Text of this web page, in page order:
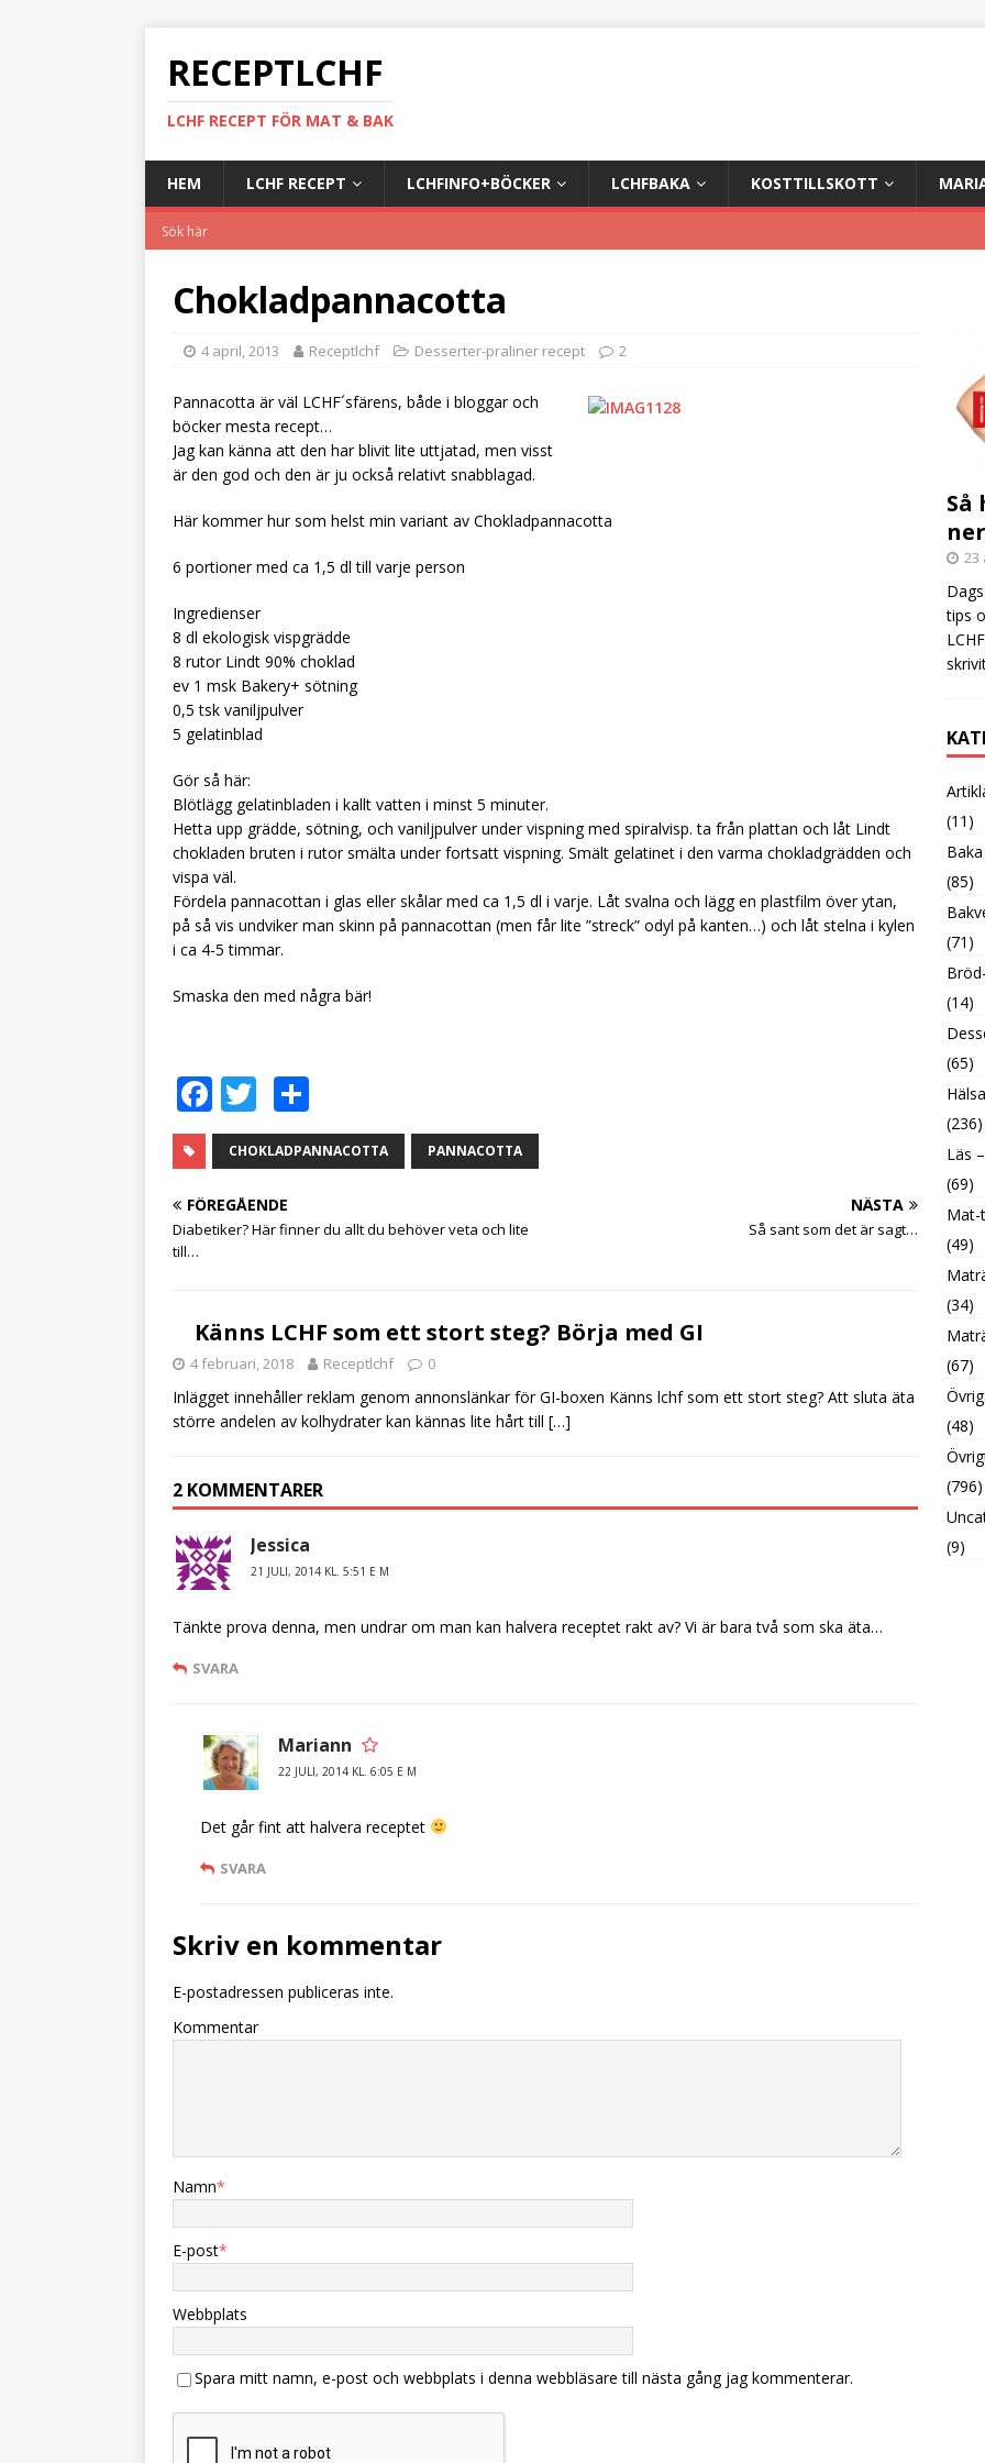
RECEPTLCHF
LCHF RECEPT FÖR MAT & BAK
HEM LCHF RECEPT LCHFINFO+BÖCKER LCHFBAKA KOSTTILLSKOTT
Chokladpannacotta
4 april, 2013 Receptlchf Desserter-praliner recept 2
Pannacotta är väl LCHF´sfärens, både i bloggar och
böcker mesta recept…
Jag kan känna att den har blivit lite uttjatad, men visst
är den god och den är ju också relativt snabblagad.
Här kommer hur som helst min variant av Chokladpannacotta
6 portioner med ca 1,5 dl till varje person
Ingredienser
8 dl ekologisk vispgrädde
8 rutor Lindt 90% choklad
ev 1 msk Bakery+ sötning
0,5 tsk vaniljpulver
5 gelatinblad
Gör så här:
Blötlägg gelatinbladen i kallt vatten i minst 5 minuter.
Hetta upp grädde, sötning, och vaniljpulver under vispning med spiralvisp. ta från plattan och låt Lindt
chokladen bruten i rutor smälta under fortsatt vispning. Smält gelatinet i den varma chokladgrädden och
vispa väl.
Fördela pannacottan i glas eller skålar med ca 1,5 dl i varje. Låt svalna och lägg en plastfilm över ytan,
på så vis undviker man skinn på pannacottan (men får lite ”streck” odyl på kanten…) och låt stelna i kylen
i ca 4-5 timmar.
Smaska den med några bär!
F
a
c
e
b
k
T
w
it
te
r
el
a
CHOKLADPANNACOTTA PANNACOTTA
FÖREGÅENDE
Diabetiker? Här finner du allt du behöver veta och lite
till…
NÄSTA
Så sant som det är sagt…
Känns LCHF som ett stort steg? Börja med GI
4 februari, 2018 Receptlchf 0
Inlägget innehåller reklam genom annonslänkar för GI-boxen Känns lchf som ett stort steg? Att sluta äta
större andelen av kolhydrater kan kännas lite hårt till […]
2 KOMMENTARER
Jessica
21 JULI, 2014 KL. 5:51 E M
Tänkte prova denna, men undrar om man kan halvera receptet rakt av? Vi är bara två som ska äta…
SVARA
Mariann
22 JULI, 2014 KL. 6:05 E M
Det går fint att halvera receptet
SVARA
Skriv en kommentar
E-postadressen publiceras inte.
Kommentar
Namn*
E-post*
Webbplats
Spara mitt namn, e-post och webbplats i denna webbläsare till nästa gång jag kommenterar.
Så
23
tips
(11)
(85)
(71)
(14)
(65)
(236)
Läs
(69)
Mat-
(49)
(34)
(67)
(48)
(796)
(9)